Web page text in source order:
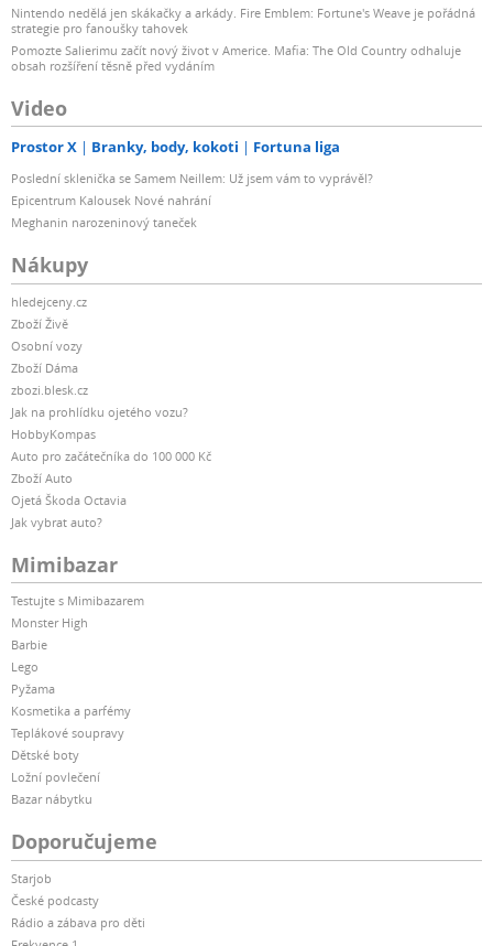
Nintendo nedělá jen skákačky a arkády. Fire Emblem: Fortune's Weave je pořádná
strategie pro fanoušky tahovek
Pomozte Salierimu začít nový život v Americe. Mafia: The Old Country odhaluje
obsah rozšíření těsně před vydáním
Video
Prostor X Branky, body, kokoti Fortuna liga
Poslední sklenička se Samem Neillem: Už jsem vám to vyprávěl?
Epicentrum Kalousek Nové nahrání
Meghanin narozeninový taneček
Nákupy
hledejceny.cz
Zboží Živě
Osobní vozy
Zboží Dáma
zbozi.blesk.cz
Jak na prohlídku ojetého vozu?
HobbyKompas
Auto pro začátečníka do 100 000 Kč
Zboží Auto
Ojetá Škoda Octavia
Jak vybrat auto?
Mimibazar
Testujte s Mimibazarem
Monster High
Barbie
Lego
Pyžama
Kosmetika a parfémy
Teplákové soupravy
Dětské boty
Ložní povlečení
Bazar nábytku
Doporučujeme
Starjob
České podcasty
Rádio a zábava pro děti